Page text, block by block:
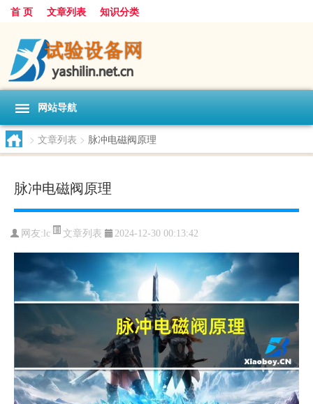
首 页 文章列表 知识分类
网站导航
> 文章列表 > 脉冲电磁阀原理
脉冲电磁阀原理
网友: lc 文章列表 2024-12-30 00:13:42